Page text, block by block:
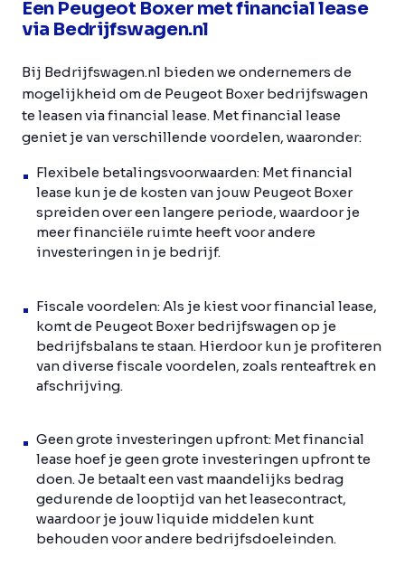
Een Peugeot Boxer met financial lease
via Bedrijfswagen.nl
Bij Bedrijfswagen.nl bieden we ondernemers de
mogelijkheid om de Peugeot Boxer bedrijfswagen
te leasen via financial lease. Met financial lease
geniet je van verschillende voordelen, waaronder:
Flexibele betalingsvoorwaarden: Met financial
lease kun je de kosten van jouw Peugeot Boxer
spreiden over een langere periode, waardoor je
meer financiële ruimte heeft voor andere
investeringen in je bedrijf.
Fiscale voordelen: Als je kiest voor financial lease,
komt de Peugeot Boxer bedrijfswagen op je
bedrijfsbalans te staan. Hierdoor kun je profiteren
van diverse fiscale voordelen, zoals renteaftrek en
afschrijving.
Geen grote investeringen upfront: Met financial
lease hoef je geen grote investeringen upfront te
doen. Je betaalt een vast maandelijks bedrag
gedurende de looptijd van het leasecontract,
waardoor je jouw liquide middelen kunt
behouden voor andere bedrijfsdoeleinden.